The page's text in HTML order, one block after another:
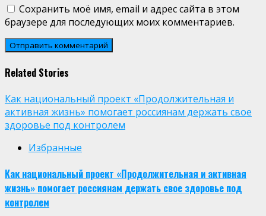
Сохранить моё имя, email и адрес сайта в этом
браузере для последующих моих комментариев.
Related Stories
Как национальный проект «Продолжительная и
активная жизнь» помогает россиянам держать свое
здоровье под контролем
Избранные
Как национальный проект «Продолжительная и активная
жизнь» помогает россиянам держать свое здоровье под
контролем